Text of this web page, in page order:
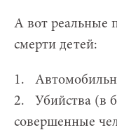
А вот реальные
смерти детей:
1.
2. Убийства (в
совершенные